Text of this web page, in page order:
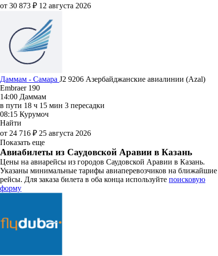
от 30 873 ₽ 12 августа 2026
Даммам - Самара J2 9206 Азербайджанские авиалинии (Azal)
Embraer 190
14:00 Даммам
в пути 18 ч 15 мин 3 пересадки
08:15 Курумоч
Найти
от 24 716 ₽ 25 августа 2026
Показать еще
Авиабилеты из Саудовской Аравии в Казань
Цены на авиарейсы из городов Саудовской Аравии в Казань.
Указаны минимальные тарифы авиаперевозчиков на ближайшие
рейсы. Для заказа билета в оба конца используйте поисковую
форму